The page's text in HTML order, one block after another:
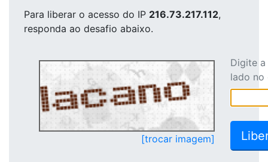
Para liberar o acesso do IP 216.73.217.112,
responda ao desafio abaixo.
[trocar imagem]
Digite
lado no